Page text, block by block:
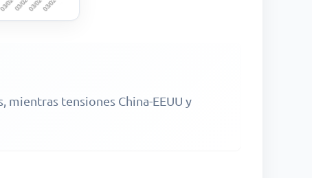
tensiones China-EEUU y